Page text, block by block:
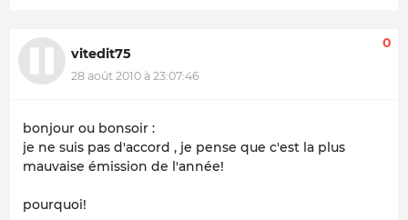
vitedit75
28 août 2010 à 23:07:46
0
bonjour ou bonsoir :
je ne suis pas d'accord , je pense que c'est la plus
mauvaise émission de l'année!
pourquoi!